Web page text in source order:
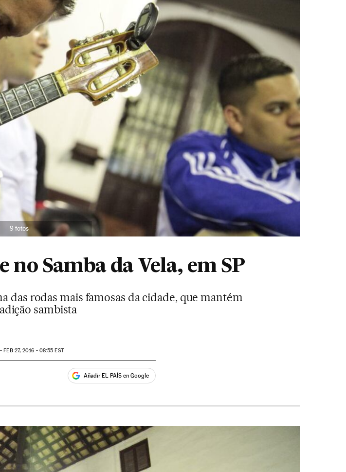
9 fotos
Samba da Vela, em SP
das rodas mais famosas da cidade, que mantém
sambista
-FEB27, 2016 - 08:55 EST
Añadir EL PAÍS en Google